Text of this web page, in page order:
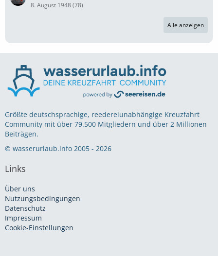
8. August 1948 (78)
Alle anzeigen
Größte deutschsprachige, reedereiunabhängige Kreuzfahrt
Community mit über 79.500 Mitgliedern und über 2 Millionen
Beiträgen.
© wasserurlaub.info 2005 - 2026
Links
Über uns
Nutzungsbedingungen
Datenschutz
Impressum
Cookie-Einstellungen